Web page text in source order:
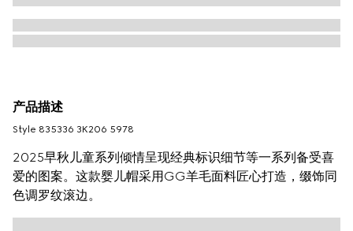
产品描述
Style ‎835336 3K206 5978
2025早秋儿童系列倾情呈现经典标识细节等一系列备受喜
爱的图案。这款婴儿帽采用GG羊毛面料匠心打造，缀饰同
色调罗纹滚边。